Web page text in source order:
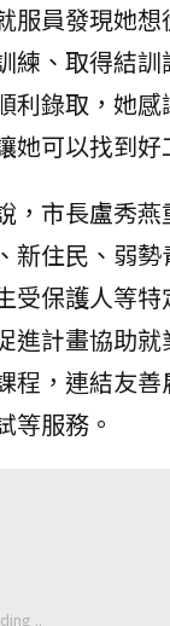
服員發現她
練、取得結
利錄取，她
她可以找到好
，市長盧秀
新住民、弱勢
受保護人等
進計畫協助
程，連結友
等服務。